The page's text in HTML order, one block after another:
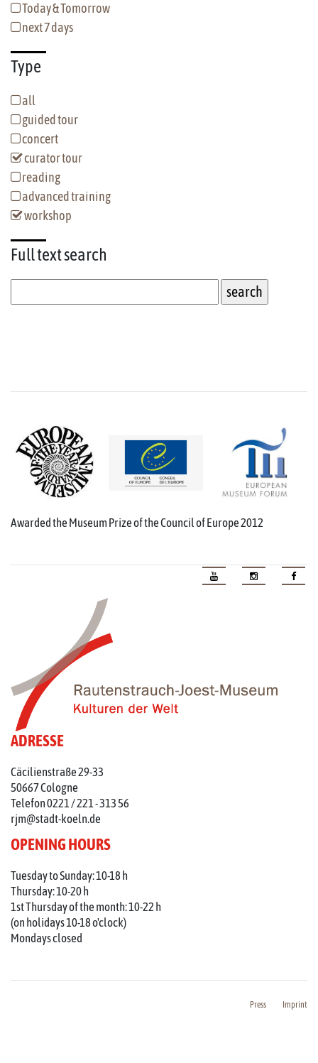
Today & Tomorrow
next 7 days
Type
all
guided tour
concert
curator tour
reading
advanced training
workshop
Full textsearch
Awarded the Museum Prize of the Council of Europe 2012
ADRESSE
Cäcilienstraße 29-33
50667 Cologne
Telefon 0221 / 221 - 313 56
rjm@stadt-koeln.de
OPENING HOURS
Tuesday to Sunday: 10-18 h
Thursday: 10-20 h
1st Thursday of the month: 10-22 h
(on holidays 10-18 o'clock)
Mondays closed
Press Imprint